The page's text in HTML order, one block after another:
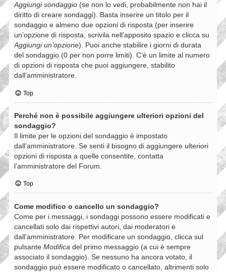
Aggiungi sondaggio (se non lo vedi, probabilmente non hai il
diritto di creare sondaggi). Basta inserire un titolo per il
sondaggio e almeno due opzioni di risposta (per inserire
un’opzione di risposta, scrivila nell’apposito spazio e clicca su
Aggiungi un’opzione). Puoi anche stabilire i giorni di durata
del sondaggio (0 per non porre limiti). C’è un limite al numero
di opzioni di risposta che puoi aggiungere, stabilito
dall’amministratore.
Top
Perché non è possibile aggiungere ulteriori opzioni del
sondaggio?
Il limite per le opzioni del sondaggio è impostato
dall’amministratore. Se senti il bisogno di aggiungere ulteriori
opzioni di risposta a quelle consentite, contatta
l’amministratore del Forum.
Top
Come modifico o cancello un sondaggio?
Come per i messaggi, i sondaggi possono essere modificati e
cancellati solo dai rispettivi autori, dai moderatori e
dall’amministratore. Per modificare un sondaggio, clicca sul
pulsante Modifica del primo messaggio (a cui è sempre
associato il sondaggio). Se nessuno ha ancora votato, il
sondaggio può essere modificato o cancellato, altrimenti solo